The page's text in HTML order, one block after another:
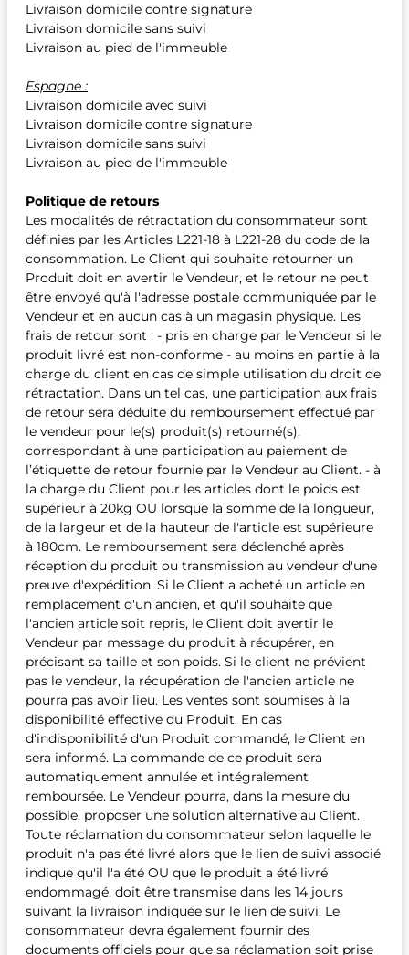
Livraison domicile contre signature
Livraison domicile sans suivi
Livraison au pied de l'immeuble
Espagne :
Livraison domicile avec suivi
Livraison domicile contre signature
Livraison domicile sans suivi
Livraison au pied de l'immeuble
Politique de retours
Les modalités de rétractation du consommateur sont
définies par les Articles L221-18 à L221-28 du code de la
consommation. Le Client qui souhaite retourner un
Produit doit en avertir le Vendeur, et le retour ne peut
être envoyé qu'à l'adresse postale communiquée par le
Vendeur et en aucun cas à un magasin physique. Les
frais de retour sont : - pris en charge par le Vendeur si le
produit livré est non-conforme - au moins en partie à la
charge du client en cas de simple utilisation du droit de
rétractation. Dans un tel cas, une participation aux frais
de retour sera déduite du remboursement effectué par
le vendeur pour le(s) produit(s) retourné(s),
correspondant à une participation au paiement de
l’étiquette de retour fournie par le Vendeur au Client. - à
la charge du Client pour les articles dont le poids est
supérieur à 20kg OU lorsque la somme de la longueur,
de la largeur et de la hauteur de l'article est supérieure
à 180cm. Le remboursement sera déclenché après
réception du produit ou transmission au vendeur d'une
preuve d'expédition. Si le Client a acheté un article en
remplacement d'un ancien, et qu'il souhaite que
l'ancien article soit repris, le Client doit avertir le
Vendeur par message du produit à récupérer, en
précisant sa taille et son poids. Si le client ne prévient
pas le vendeur, la récupération de l'ancien article ne
pourra pas avoir lieu. Les ventes sont soumises à la
disponibilité effective du Produit. En cas
d'indisponibilité d'un Produit commandé, le Client en
sera informé. La commande de ce produit sera
automatiquement annulée et intégralement
remboursée. Le Vendeur pourra, dans la mesure du
possible, proposer une solution alternative au Client.
Toute réclamation du consommateur selon laquelle le
produit n'a pas été livré alors que le lien de suivi associé
indique qu'il l'a été OU que le produit a été livré
endommagé, doit être transmise dans les 14 jours
suivant la livraison indiquée sur le lien de suivi. Le
consommateur devra également fournir des
documents officiels pour que sa réclamation soit prise